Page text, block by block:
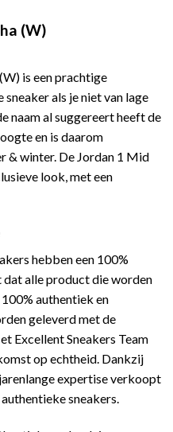
(W)
is een prachtige
sneaker als je niet van lage
naam al suggereert heeft de
en is daarom
& winter. De Jordan 1 Mid
look, met een
hebben een 100%
alle product die worden
authentiek en
geleverd met de
Excellent Sneakers Team
op echtheid. Dankzij
expertise verkoopt
sneakers.